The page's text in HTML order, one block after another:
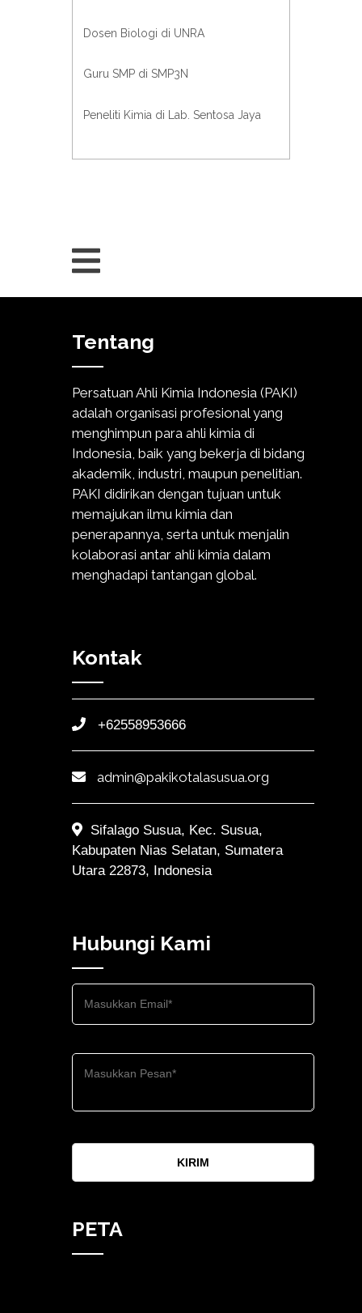
Dosen Biologi di UNRA
Guru SMP di SMP3N
Peneliti Kimia di Lab. Sentosa Jaya
Tentang
Persatuan Ahli Kimia Indonesia (PAKI)
adalah organisasi profesional yang
menghimpun para ahli kimia di
Indonesia, baik yang bekerja di bidang
akademik, industri, maupun penelitian.
PAKI didirikan dengan tujuan untuk
memajukan ilmu kimia dan
penerapannya, serta untuk menjalin
kolaborasi antar ahli kimia dalam
menghadapi tantangan global.
Kontak
+62558953666
admin@pakikotalasusua.org
Sifalago Susua, Kec. Susua,
Kabupaten Nias Selatan, Sumatera
Utara 22873, Indonesia
Hubungi Kami
KIRIM
PETA